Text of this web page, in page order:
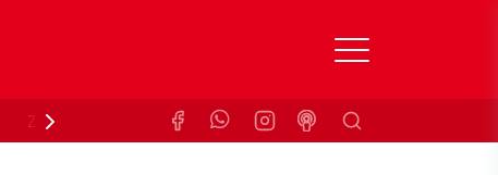
Zuzahlungsbefreiung KrankenkasseSuchen